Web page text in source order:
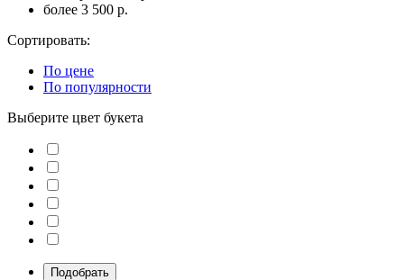
более 3 500 р.
Сортировать:
По цене
По популярности
Выберите цвет букета
Подобрать